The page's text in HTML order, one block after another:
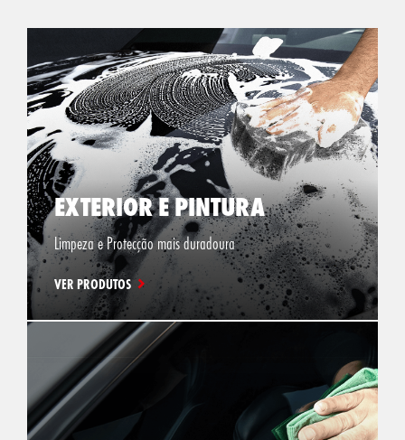
EXTERIOR E PINTURA
Limpeza e Protecção mais duradoura
VER PRODUTOS